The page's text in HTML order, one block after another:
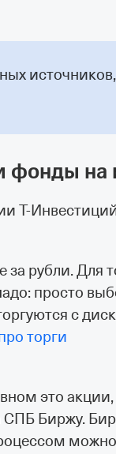
фонды на
Т⁠-⁠
рубли. Для
просто
с
торги
это
СПБ Биржу.
можно